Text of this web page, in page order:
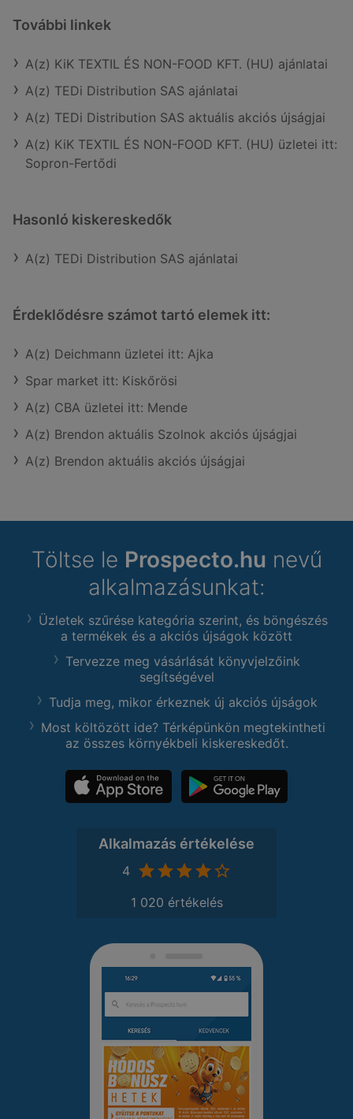
További linkek
A(z) KiK TEXTIL ÉS NON-FOOD KFT. (HU) ajánlatai
A(z) TEDi Distribution SAS ajánlatai
A(z) TEDi Distribution SAS aktuális akciós újságjai
A(z) KiK TEXTIL ÉS NON-FOOD KFT. (HU) üzletei itt:
Sopron-Fertődi
Hasonló kiskereskedők
A(z) TEDi Distribution SAS ajánlatai
Érdeklődésre számot tartó elemek itt:
A(z) Deichmann üzletei itt: Ajka
Spar market itt: Kiskőrösi
A(z) CBA üzletei itt: Mende
A(z) Brendon aktuális Szolnok akciós újságjai
A(z) Brendon aktuális akciós újságjai
Töltse le Prospecto.hu nevű
alkalmazásunkat:
Üzletek szűrése kategória szerint, és böngészés
a termékek és a akciós újságok között
Tervezze meg vásárlását könyvjelzőink
segítségével
Tudja meg, mikor érkeznek új akciós újságok
Most költözött ide? Térképünkön megtekintheti
az összes környékbeli kiskereskedőt.
Alkalmazás értékelése
4
1 020 értékelés